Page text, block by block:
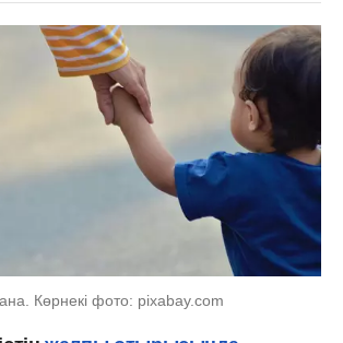
Көрнекі фото: pixabay.com